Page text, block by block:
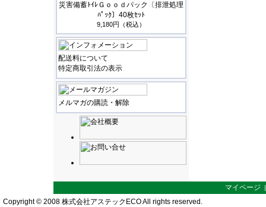
災害備蓄ﾄｲﾚＧｏｏｄパック〔排泄処理
ﾊﾟｯｸ〕40枚ｾｯﾄ
9,180円（税込）
配送料について
特定商取引法の表示
メルマガの購読・解除
マイページ
Copyright © 2008 株式会社アステックECO All rights reserved.